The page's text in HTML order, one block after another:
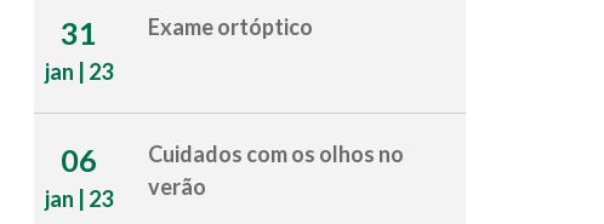
31
jan | 23
Exame ortóptico
06
jan | 23
Cuidados com os olhos no
verão